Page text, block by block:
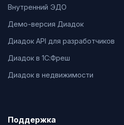
Внутренний ЭДО
Демо-версия Диадок
Диадок API для разработчиков
Диадок в 1С:Фреш
Диадок в недвижимости
Поддержка